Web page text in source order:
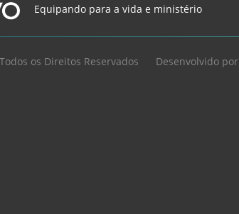
Equipando para a vida e ministério
os Direitos Reservados Desenvolvido por